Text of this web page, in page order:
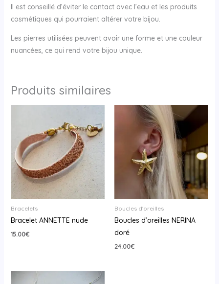
Il est conseillé d’éviter le contact avec l’eau et les produits
cosmétiques qui pourraient altérer votre bijou.
Les pierres utilisées peuvent avoir une forme et une couleur
nuancées, ce qui rend votre bijou unique.
Produits similaires
Bracelets
Bracelet ANNETTE nude
15.00€
Boucles d'oreilles
Boucles d’oreilles NERINA
doré
24.00€